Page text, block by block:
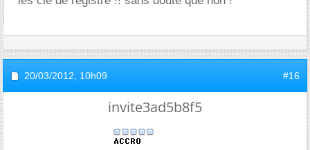
20/03/2012, 10h09 #16
invite3ad5b8f5